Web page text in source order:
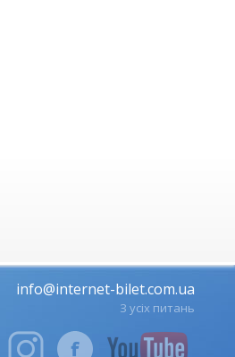
info@internet-bilet.com.ua
З усіх питань